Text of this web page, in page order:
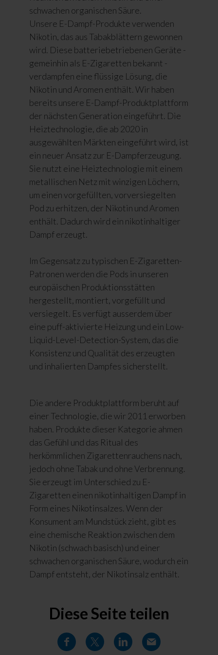
schwachen organischen Säure.
Unsere E-Dampf-Produkte verwenden
Nikotin, das aus Tabakblättern gewonnen
wird. Diese batteriebetriebenen Geräte -
gemeinhin als E-Zigaretten bekannt -
verdampfen eine flüssige Lösung, die
Nikotin und Aromen enthält. Wir haben
bereits unsere E-Dampf-Produktplattform
der nächsten Generation eingeführt. Die
Heiztechnologie, die ab 2020 in
ausgewählten Märkten eingeführt wird, ist
ein neuer Ansatz zur E-Dampferzeugung.
Sie nutzt eine Heiztechnologie mit einem
metallischen Netz mit winzigen Löchern,
um einen vorgefüllten, vorversiegelten
Pod zu erhitzen, der Nikotin und Aromen
enthält. Dadurch wird ein nikotinhaltiger
Dampf erzeugt.
Im Gegensatz zu typischen E-Zigaretten-
Patronen werden die Pods in unseren
europäischen Produktionsstätten
hergestellt, montiert, vorgefüllt und
versiegelt. Es verfügt ausserdem über
eine puff-aktivierte Heizung und ein Low-
Liquid-Level-Detection-System, das die
Konsistenz und Qualität des erzeugten
und inhalierten Dampfes sicherstellt.
Die andere Produktplattform beruht auf
einer Technologie, die wir 2011 erworben
haben. Produkte dieser Kategorie ahmen
das Gefühl und das Ritual des
herkömmlichen Zigarettenrauchens nach,
jedoch ohne Tabak und ohne Verbrennung.
Sie erzeugt im Unterschied zu E-
Zigaretten einen nikotinhaltigen Dampf in
Form eines Nikotinsalzes. Wenn der
Konsument am Mundstück zieht, gibt es
eine chemische Reaktion zwischen dem
Nikotin (schwach basisch) und einer
schwachen organischen Säure, wodurch ein
Dampf entsteht, der Nikotinsalz enthält.
Diese Seite teilen